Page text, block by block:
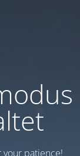
your patience!